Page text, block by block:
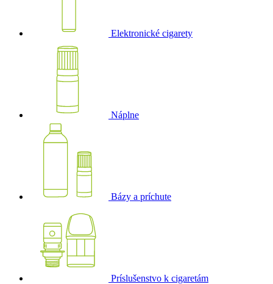
Elektronické cigarety
Náplne
Bázy a príchute
Príslušenstvo k cigaretám